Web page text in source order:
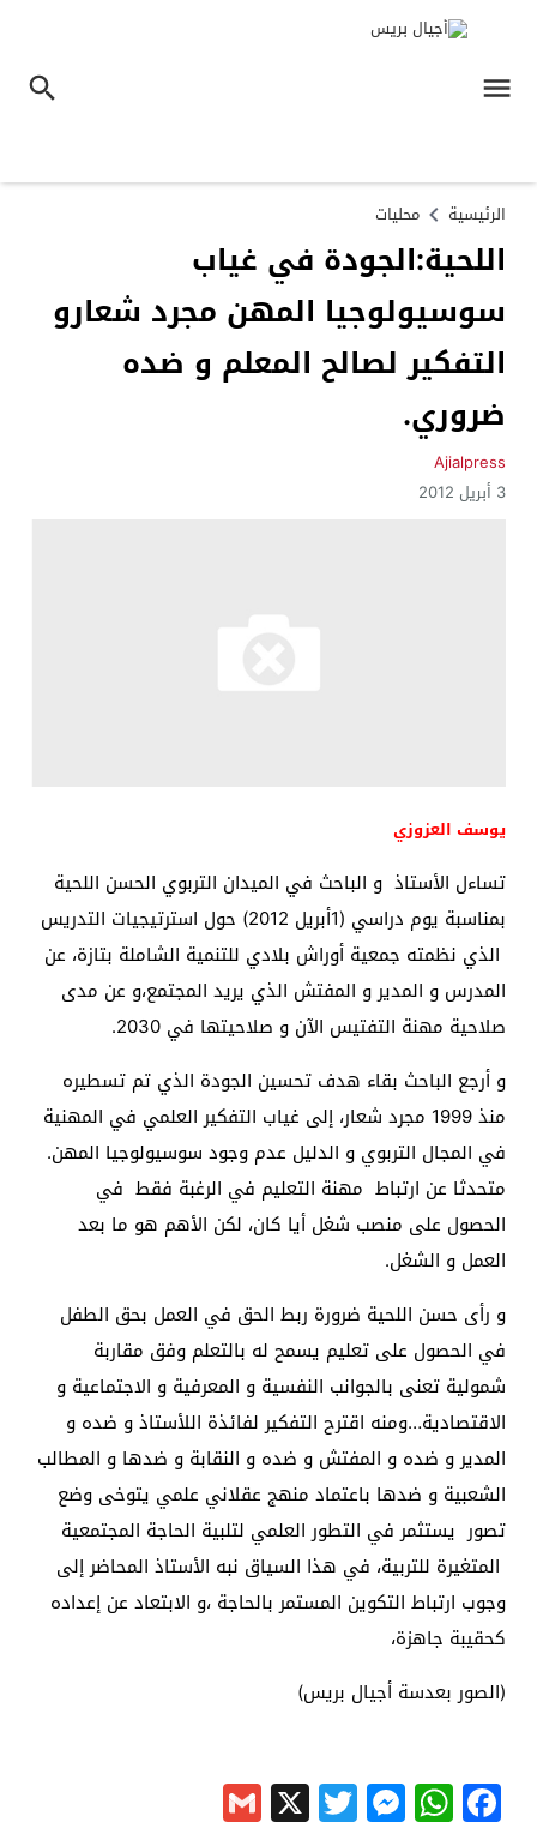
الرئيسية محليات
اللحية:الجودة في غياب
سوسيولوجيا المهن مجرد شعارو
التفكير لصالح المعلم و ضده
ضروري.
Ajialpress
3 أبريل 2012
يوسف العزوزي
تساءل الأستاذ و الباحث في الميدان التربوي الحسن اللحية
بمناسبة يوم دراسي (1أبريل 2012) حول استرتيجيات التدريس
الذي نظمته جمعية أوراش بلادي للتنمية الشاملة بتازة، عن
المدرس و المدير و المفتش الذي يريد المجتمع،و عن مدى
صلاحية مهنة التفتيس الآن و صلاحيتها في 2030.
و أرجع الباحث بقاء هدف تحسين الجودة الذي تم تسطيره
منذ 1999 مجرد شعار، إلى غياب التفكير العلمي في المهنية
في المجال التربوي و الدليل عدم وجود سوسيولوجيا المهن.
متحدثا عن ارتباط مهنة التعليم في الرغبة فقط في
الحصول على منصب شغل أيا كان، لكن الأهم هو ما بعد
العمل و الشغل.
و رأى حسن اللحية ضرورة ربط الحق في العمل بحق الطفل
في الحصول على تعليم يسمح له بالتعلم وفق مقاربة
شمولية تعنى بالجوانب النفسية و المعرفية و الاجتماعية و
الاقتصادية…ومنه اقترح التفكير لفائذة اللأستاذ و ضده و
المدير و ضده و المفتش و ضده و النقابة و ضدها و المطالب
الشعبية و ضدها باعتماد منهج عقلاني علمي يتوخى وضع
تصور يستثمر في التطور العلمي لتلبية الحاجة المجتمعية
المتغيرة للتربية، في هذا السياق نبه الأستاذ المحاضر إلى
وجوب ارتباط التكوين المستمر بالحاجة ،و الابتعاد عن إعداده
كحقيبة جاهزة،
(الصور بعدسة أجيال بريس)
Facebook
WhatsApp
Messenger
Twitter
X